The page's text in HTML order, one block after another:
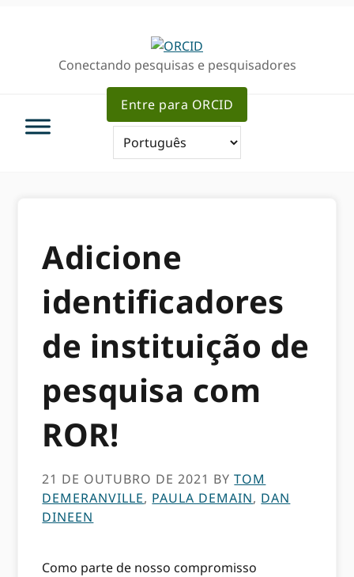
navegaçãoConectando pesquisas e pesquisadores
Entre para ORCID
Adicione
identificadores
de instituição de
pesquisa com
ROR!
21 DE OUTUBRO DE 2021 BYTOM
DEMERANVILLE, PAULA DEMAIN, DAN
DINEEN
Como parte de nosso compromisso